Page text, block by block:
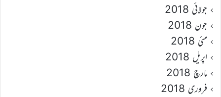
جولائی 2018
جون 2018
مئی 2018
اپریل 2018
مارچ 2018
فروری 2018